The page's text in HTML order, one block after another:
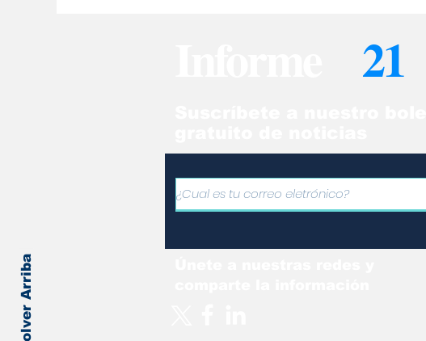
Volver Arriba
21